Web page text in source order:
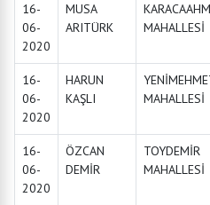
16-
06-
2020
MUSA
ARITÜRK
MAHALLESİ
16-
06-
2020
HARUN
KAŞLI
MAHALLESİ
16-
06-
2020
ÖZCAN
DEMİR
TOYDEMİR
MAHALLESİ